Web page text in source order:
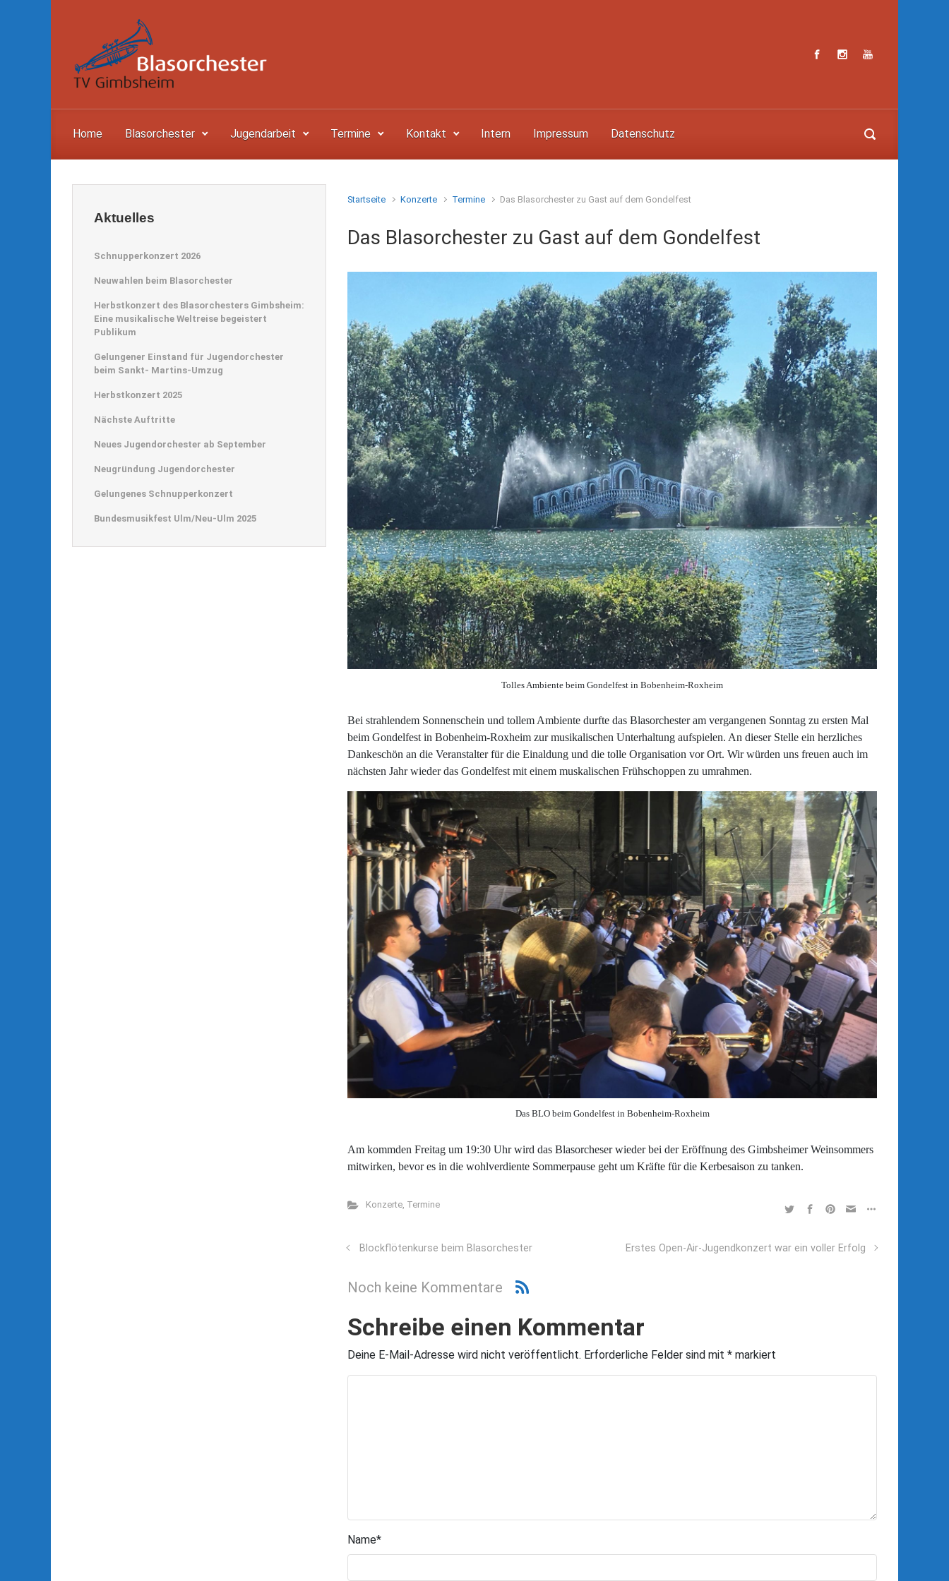
Zum Hauptinhalt springen
Home Blasorchester Jugendarbeit Termine Kontakt Intern Impressum Datenschutz
Startseite Konzerte Termine Das Blasorchester zu Gast auf dem Gondelfest
Das Blasorchester zu Gast auf dem Gondelfest
Tolles Ambiente beim Gondelfest in Bobenheim-Roxheim
Bei strahlendem Sonnenschein und tollem Ambiente durfte das Blasorchester am vergangenen Sonntag zu ersten Mal
beim Gondelfest in Bobenheim-Roxheim zur musikalischen Unterhaltung aufspielen. An dieser Stelle ein herzliches
Dankeschön an die Veranstalter für die Einaldung und die tolle Organisation vor Ort. Wir würden uns freuen auch im
nächsten Jahr wieder das Gondelfest mit einem muskalischen Frühschoppen zu umrahmen.
Das BLO beim Gondelfest in Bobenheim-Roxheim
Am kommden Freitag um 19:30 Uhr wird das Blasorcheser wieder bei der Eröffnung des Gimbsheimer Weinsommers
mitwirken, bevor es in die wohlverdiente Sommerpause geht um Kräfte für die Kerbesaison zu tanken.
Konzerte, Termine
Blockflötenkurse beim Blasorchester Erstes Open-Air-Jugendkonzert war ein voller Erfolg
Noch keine Kommentare
Schreibe einen Kommentar
Deine E-Mail-Adresse wird nicht veröffentlicht. Erforderliche Felder sind mit * markiert
Name*
Aktuelles
Schnupperkonzert 2026
Neuwahlen beim Blasorchester
Herbstkonzert des Blasorchesters Gimbsheim:
Eine musikalische Weltreise begeistert
Publikum
Gelungener Einstand für Jugendorchester
beim Sankt- Martins-Umzug
Herbstkonzert 2025
Nächste Auftritte
Neues Jugendorchester ab September
Neugründung Jugendorchester
Gelungenes Schnupperkonzert
Bundesmusikfest Ulm/Neu-Ulm 2025